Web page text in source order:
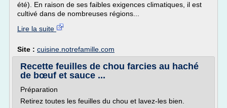
été). En raison de ses faibles exigences climatiques, il est
cultivé dans de nombreuses régions...
Lire la suite
Site : cuisine.notrefamille.com
Recette feuilles de chou farcies au haché
de bœuf et sauce ...
Préparation
Retirez toutes les feuilles du chou et lavez-les bien.